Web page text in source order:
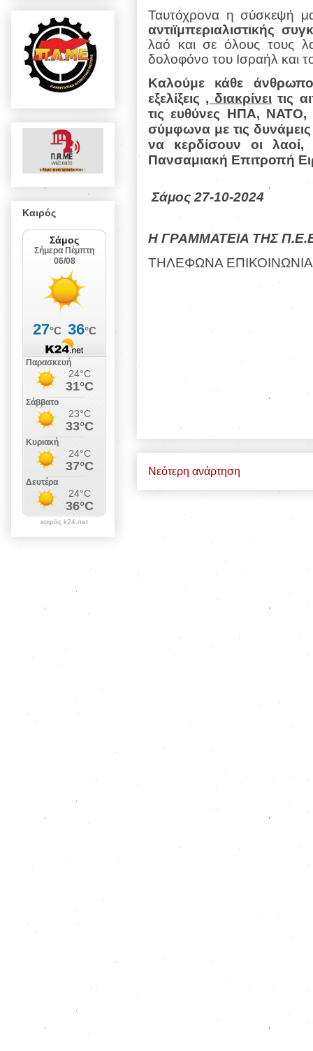
Ταυτόχρονα η σύσκεψή
αντιϊμπεριαλιστικής
λαό και σε όλους τους
δολοφόνο του Ισραήλ
Καλούμε κάθε
εξελίξεις , διακρίνει τις
τις ευθύνες ΗΠΑ,
σύμφωνα με τις
να κερδίσουν οι
Πανσαμιακή Επιτροπή
Σάμος 27-10-2024
Η ΓΡΑΜΜΑΤΕΙΑ ΤΗΣ
ΤΗΛΕΦΩΝΑ
Νεότερη ανάρτηση
Καιρός
καιρός k24.net